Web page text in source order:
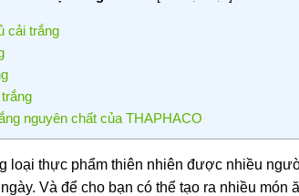
cải trắng
nguyên chất của THAPHACO
loại thực phẩm thiên nhiên được nhiều
Và để cho bạn có thể tạo ra nhiều món